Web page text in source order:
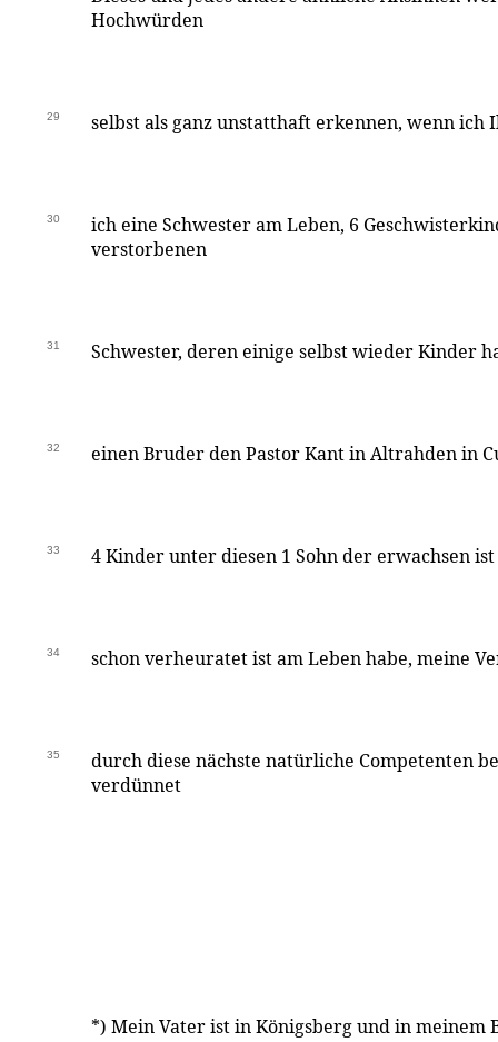
Hochwürden
29 selbst als ganz unstatthaft erkennen, wenn ich
30
ich eine Schwester am Leben, 6
verstorbenen
31 Schwester, deren einige selbst wieder Kinder
32 einen Bruder den Pastor Kant in Altrahden in
33 4 Kinder unter diesen 1 Sohn der erwachsen
34 schon verheuratet ist am Leben habe, meine
35
durch diese nächste natürliche Competenten
verdünnet
*) Mein Vater ist in Königsberg und in meinem